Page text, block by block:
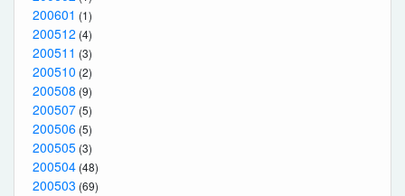
200601 (1)
200512 (4)
200511 (3)
200510 (2)
200508 (9)
200507 (5)
200506 (5)
200505 (3)
200504 (48)
200503 (69)